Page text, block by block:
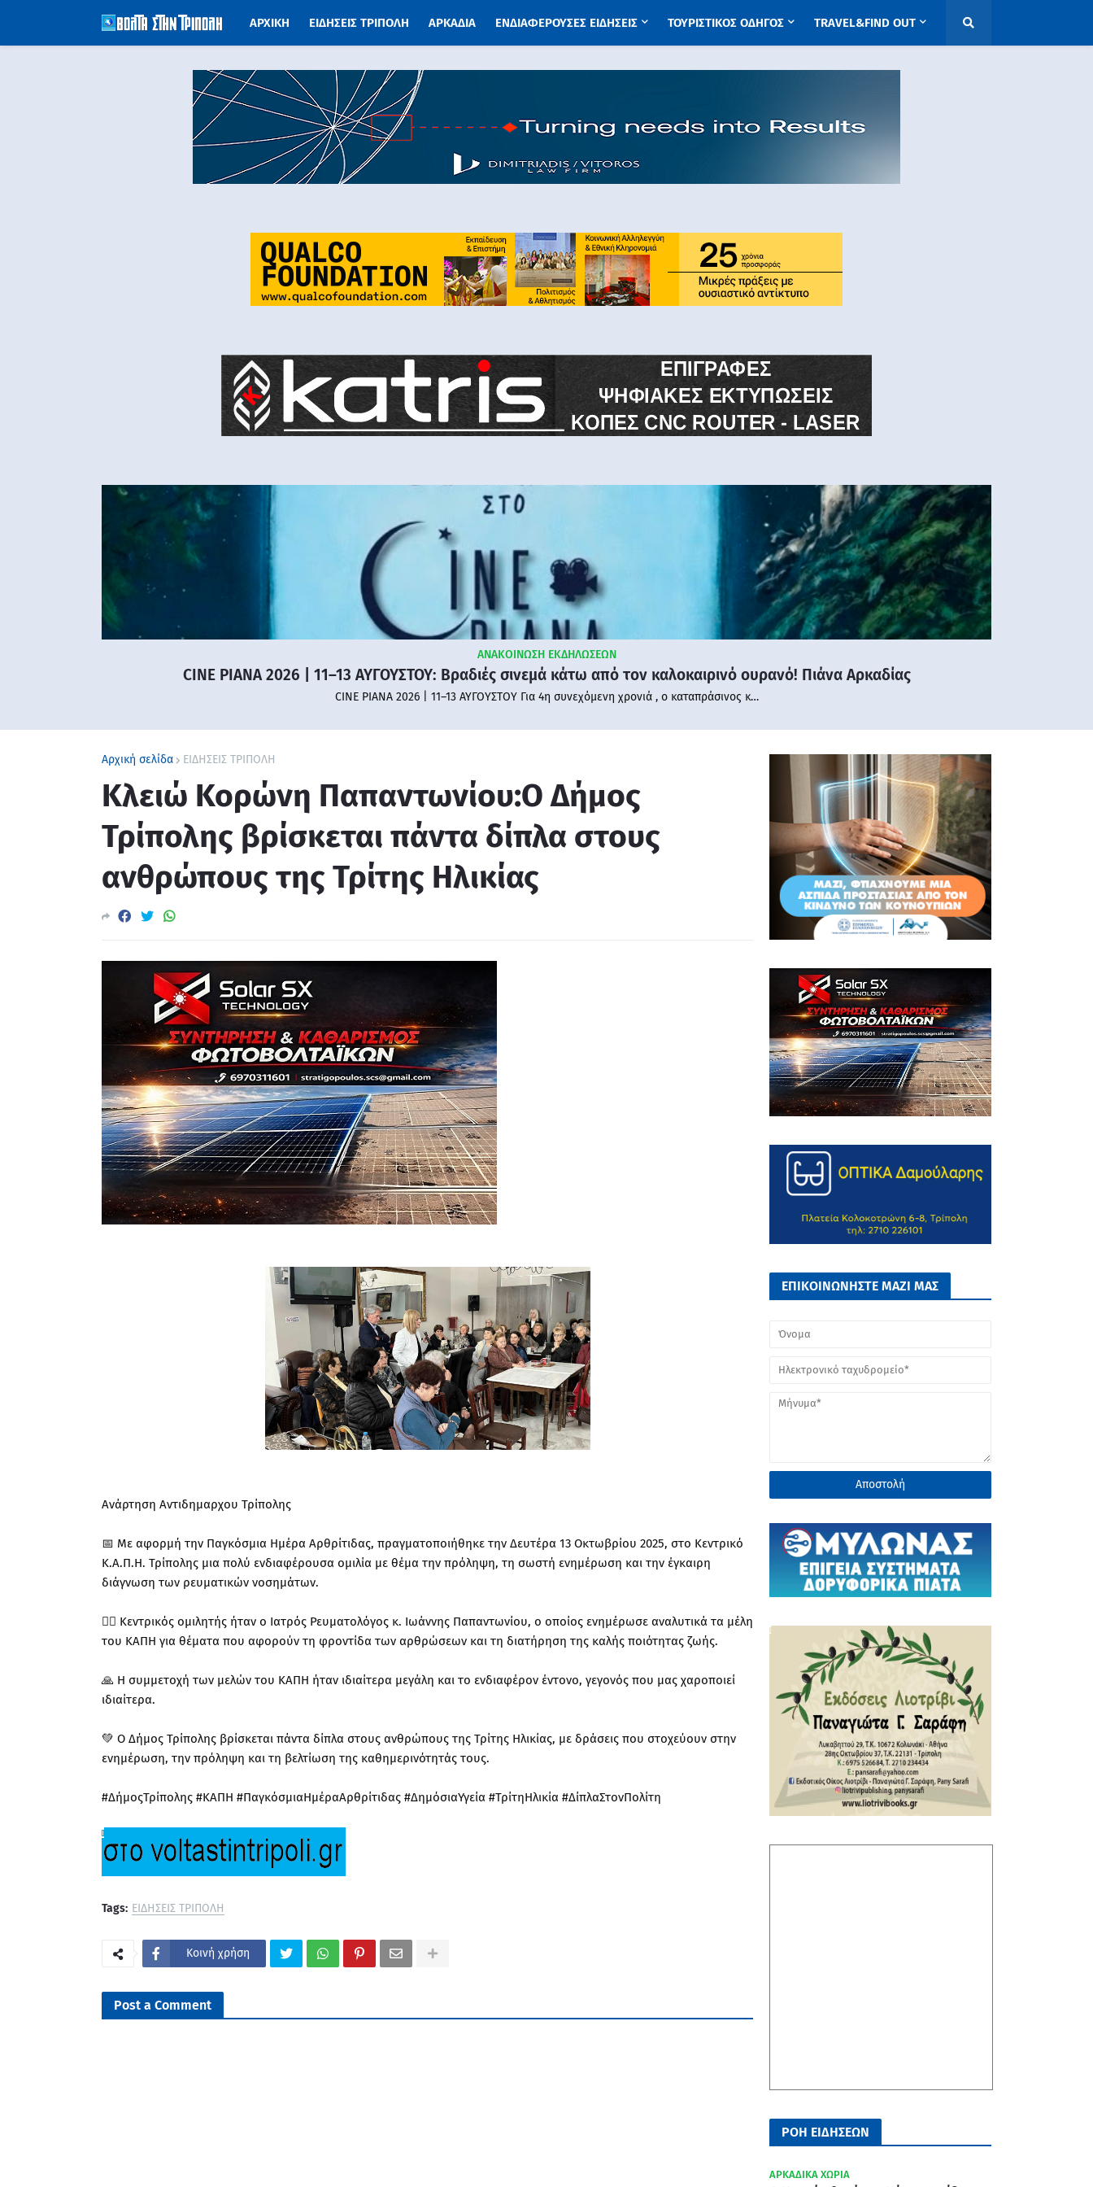
ΑΡΧΙΚΗ ΕΙΔΗΣΕΙΣ ΤΡΙΠΟΛΗ ΑΡΚΑΔΙΑ ΕΝΔΙΑΦΕΡΟΥΣΕΣ ΕΙΔΗΣΕΙΣ ΤΟΥΡΙΣΤΙΚΟΣ ΟΔΗΓΟΣ TRAVEL&FIND OUT
ΑΝΑΚΟΙΝΩΣΗ ΕΚΔΗΛΩΣΕΩΝ
CINE PIANA 2026 | 11–13 ΑΥΓΟΥΣΤΟΥ: Βραδιές σινεμά κάτω από τον καλοκαιρινό ουρανό! Πιάνα Αρκαδίας
CINE PIANA 2026 | 11–13 ΑΥΓΟΥΣΤΟΥ Για 4η συνεχόμενη χρονιά , ο καταπράσινος κ…
Αρχική σελίδα ΕΙΔΗΣΕΙΣ ΤΡΙΠΟΛΗ
Κλειώ Κορώνη Παπαντωνίου:Ο Δήμος
Τρίπολης βρίσκεται πάντα δίπλα στους
ανθρώπους της Τρίτης Ηλικίας
Ανάρτηση Αντιδημαρχου Τρίπολης
📅 Με αφορμή την Παγκόσμια Ημέρα Αρθρίτιδας, πραγματοποιήθηκε την Δευτέρα 13 Οκτωβρίου 2025, στο Κεντρικό
Κ.Α.Π.Η. Τρίπολης μια πολύ ενδιαφέρουσα ομιλία με θέμα την πρόληψη, τη σωστή ενημέρωση και την έγκαιρη
διάγνωση των ρευματικών νοσημάτων.
👨‍⚕️ Κεντρικός ομιλητής ήταν ο Ιατρός Ρευματολόγος κ. Ιωάννης Παπαντωνίου, ο οποίος ενημέρωσε αναλυτικά τα μέλη
του ΚΑΠΗ για θέματα που αφορούν τη φροντίδα των αρθρώσεων και τη διατήρηση της καλής ποιότητας ζωής.
🙏 Η συμμετοχή των μελών του ΚΑΠΗ ήταν ιδιαίτερα μεγάλη και το ενδιαφέρον έντονο, γεγονός που μας χαροποιεί
ιδιαίτερα.
💚 Ο Δήμος Τρίπολης βρίσκεται πάντα δίπλα στους ανθρώπους της Τρίτης Ηλικίας, με δράσεις που στοχεύουν στην
ενημέρωση, την πρόληψη και τη βελτίωση της καθημερινότητάς τους.
#ΔήμοςΤρίπολης #ΚΑΠΗ #ΠαγκόσμιαΗμέραΑρθρίτιδας #ΔημόσιαΥγεία #ΤρίτηΗλικία #ΔίπλαΣτονΠολίτη
Tags: ΕΙΔΗΣΕΙΣ ΤΡΙΠΟΛΗ
Κοινή χρήση
Post a Comment
ΕΠΙΚΟΙΝΩΝΗΣΤΕ ΜΑΖΙ ΜΑΣ
ΡΟΗ ΕΙΔΗΣΕΩΝ
ΑΡΚΑΔΙΚΑ ΧΩΡΙΑ